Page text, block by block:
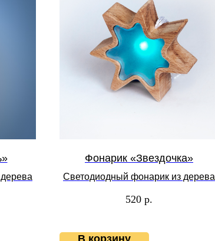
Фонарик «Звездочка»
Светодиодный фонарик из дерева
520 р.
В корзину